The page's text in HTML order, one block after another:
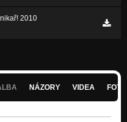
2010
NÁZORY VIDEA